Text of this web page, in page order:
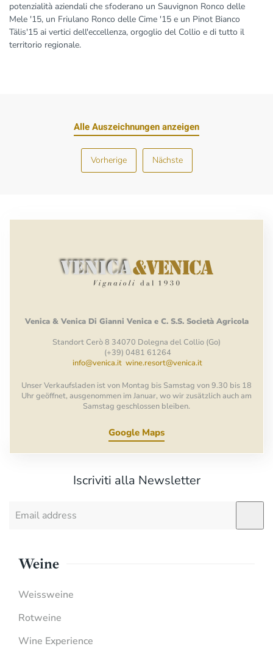
potenzialità aziendali che sfoderano un Sauvignon Ronco delle
Mele '15, un Friulano Ronco delle Cime '15 e un Pinot Bianco
Tälis'15 ai vertici dell'eccellenza, orgoglio del Collio e di tutto il
territorio regionale.
Alle Auszeichnungen anzeigen
Vorherige Nächste
Venica & Venica Di Gianni Venica e C. S.S. Società Agricola
Standort Cerò 8 34070 Dolegna del Collio (Go)
(+39) 0481 61264
info@venica.it wine.resort@venica.it
Unser Verkaufsladen ist von Montag bis Samstag von 9.30 bis 18
Uhr geöffnet, ausgenommen im Januar, wo wir zusätzlich auch am
Samstag geschlossen bleiben.
Google Maps
Iscriviti alla Newsletter
Weine
Weissweine
Rotweine
Wine Experience